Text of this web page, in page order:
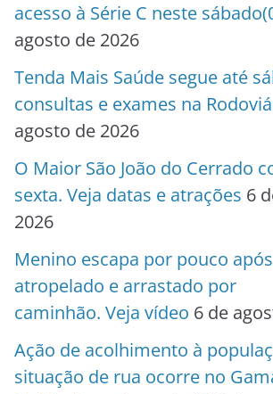
acesso à Série C neste
agosto de 2026
Tenda Mais Saúde segue até
consultas e exames na
agosto de 2026
O Maior São João do Cerrado
sexta. Veja datas e atrações 6
2026
Menino escapa por pouco
atropelado e arrastado por
caminhão. Veja vídeo 6 de
Ação de acolhimento à
situação de rua ocorre no